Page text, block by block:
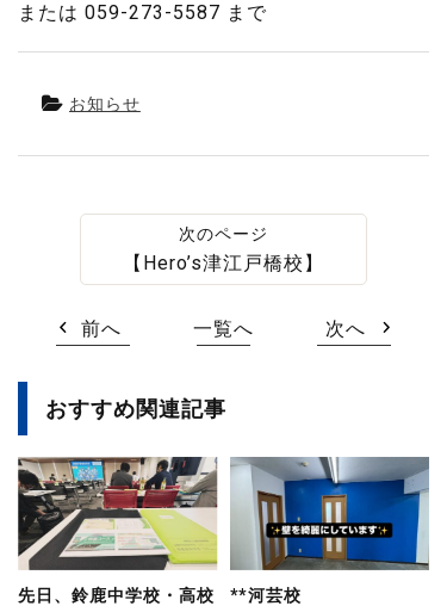
または 059-273-5587 まで
お知らせ
【Hero’s津江戸橋校】
前へ 一覧へ 次へ
おすすめ関連記事
先日、鈴鹿中学校・高校 **河芸校